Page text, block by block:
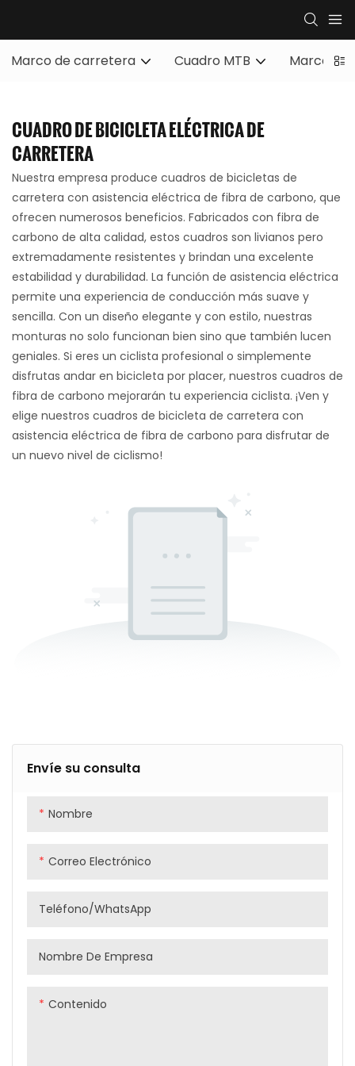
Marco de carretera Cuadro MTB Marco de
CUADRO DE BICICLETA ELÉCTRICA DE
CARRETERA
Nuestra empresa produce cuadros de bicicletas de
carretera con asistencia eléctrica de fibra de carbono, que
ofrecen numerosos beneficios. Fabricados con fibra de
carbono de alta calidad, estos cuadros son livianos pero
extremadamente resistentes y brindan una excelente
estabilidad y durabilidad. La función de asistencia eléctrica
permite una experiencia de conducción más suave y
sencilla. Con un diseño elegante y con estilo, nuestras
monturas no solo funcionan bien sino que también lucen
geniales. Si eres un ciclista profesional o simplemente
disfrutas andar en bicicleta por placer, nuestros cuadros de
fibra de carbono mejorarán tu experiencia ciclista. ¡Ven y
elige nuestros cuadros de bicicleta de carretera con
asistencia eléctrica de fibra de carbono para disfrutar de
un nuevo nivel de ciclismo!
Envíe su consulta
Nombre
Correo Electrónico
Teléfono/WhatsApp
Nombre De Empresa
Contenido